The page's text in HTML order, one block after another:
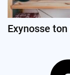
Exynosse ton